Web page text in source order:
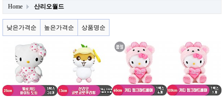
Home 산리오월드
낮은가격순 높은가격순 상품명순